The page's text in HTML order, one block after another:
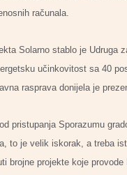
računala.
Solarno stablo je Udruga
učinkovitost sa 40
rasprava donijela je
pristupanja Sporazumu
to je velik iskorak, a treba
brojne projekte koje